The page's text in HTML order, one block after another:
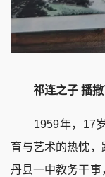
祁连之子 播
1959年，17岁
育与艺术的热忱
丹县一中教务干